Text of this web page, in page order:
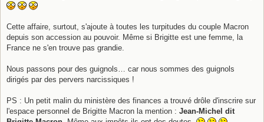
Cette affaire, surtout, s'ajoute à toutes les turpitudes du couple Macron
depuis son accession au pouvoir. Même si Brigitte est une femme, la
France ne s'en trouve pas grandie.
Nous passons pour des guignols… car nous sommes des guignols
dirigés par des pervers narcissiques !
PS : Un petit malin du ministère des finances a trouvé drôle d'inscrire sur
l'espace personnel de Brigitte Macron la mention : Jean-Michel dit